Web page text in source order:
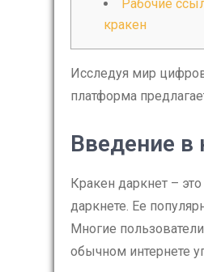
Рабочие
кракен
Исследуя мир
платформа
Введение в
Кракен даркнет –
даркнете. Ее
Многие
обычном интернете